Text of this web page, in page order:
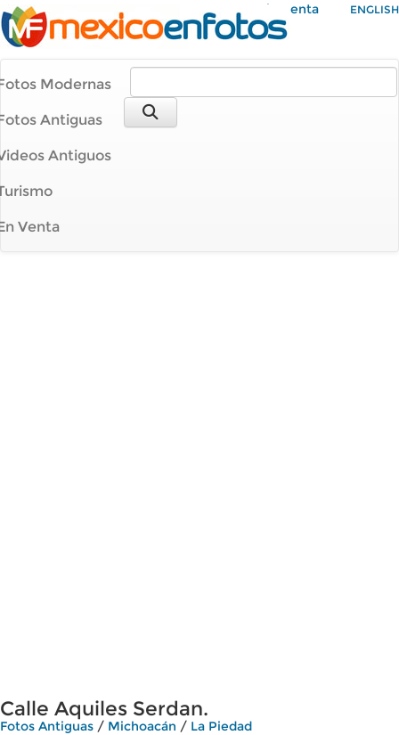
Mi Cuenta ENGLISH
Modernas
Antiguas
Antiguos
Venta
Calle Aquiles Serdan.
Fotos Antiguas / Michoacán / La Piedad